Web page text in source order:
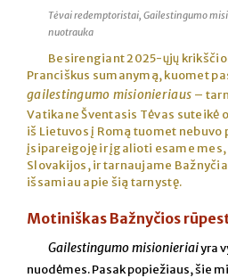
Tėvai redemptoristai, Gailestingumo
nuotrauka
Besirengiant 2025-ųjų
Pranciškus sumanymą, kuomet
gailestingumo misionieriaus –
Vatikane Šventasis Tėvas
iš Lietuvos į Romą tuomet
įsipareigoję ir įgalioti esame
Slovakijos, ir tarnaujame
išsamiau apie šią tarnystę.
Motiniškas Bažnyčios
Gailestingumo misionieriaiyra
nuodėmes. Pasak popiežiaus, šie